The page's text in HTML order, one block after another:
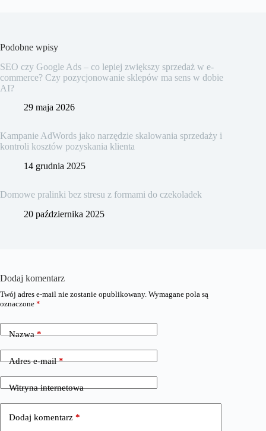
Podobne wpisy
SEO czy Google Ads – co lepiej zwiększy sprzedaż w e-
commerce? Czy pozycjonowanie sklepów ma sens w dobie
AI?
29 maja 2026
Kampanie AdWords jako narzędzie skalowania sprzedaży i
kontroli kosztów pozyskania klienta
14 grudnia 2025
Domowe pralinki bez stresu z formami do czekoladek
20 października 2025
Dodaj komentarz
Twój adres e-mail nie zostanie opublikowany. Wymagane pola są
oznaczone *
Nazwa*
Adres e-mail*
Witryna internetowa
Dodaj komentarz *